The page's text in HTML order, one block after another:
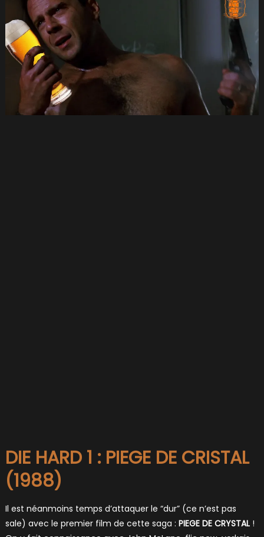
DIE HARD 1 : PIEGE DE CRISTAL
(1988)
Il est néanmoins temps d’attaquer le “dur” (ce n’est pas
sale) avec le premier film de cette saga : PIEGE DE CRYSTAL!